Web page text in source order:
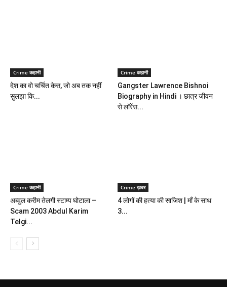
Crime कहानी
देश का वो चर्चित केस, जो अब तक नहीं
सुलझा कि...
Crime कहानी
Gangster Lawrence Bishnoi
Biography in Hindi । छात्र जीवन
से लॉरेंस...
Crime कहानी
अब्दुल करीम तेलगी स्टाम्प घोटाला –
Scam 2003 Abdul Karim
Telgi...
Crime ख़बर
4 लोगों की हत्या की साजिश | माँ के साथ
3...